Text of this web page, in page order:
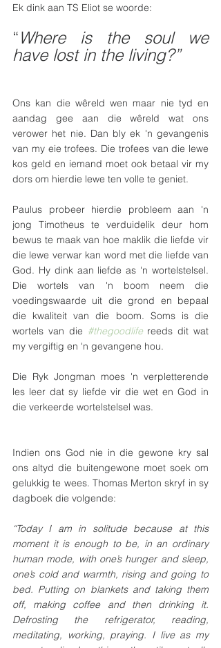
Ek dink aan TS Eliot se woorde:
“Where is the soul we
have lost in the living?”
Ons kan die wêreld wen maar nie tyd en
aandag gee aan die wêreld wat ons
verower het nie. Dan bly ek 'n gevangenis
van my eie trofees. Die trofees van die lewe
kos geld en iemand moet ook betaal vir my
dors om hierdie lewe ten volle te geniet.
Paulus probeer hierdie probleem aan 'n
jong Timotheus te verduidelik deur hom
bewus te maak van hoe maklik die liefde vir
die lewe verwar kan word met die liefde van
God. Hy dink aan liefde as 'n wortelstelsel.
Die wortels van 'n boom neem die
voedingswaarde uit die grond en bepaal
die kwaliteit van die boom. Soms is die
wortels van die #thegoodlife reeds dit wat
my vergiftig en 'n gevangene hou.
Die Ryk Jongman moes 'n verpletterende
les leer dat sy liefde vir die wet en God in
die verkeerde wortelstelsel was.
Indien ons God nie in die gewone kry sal
ons altyd die buitengewone moet soek om
gelukkig te wees. Thomas Merton skryf in sy
dagboek die volgende:
“Today I am in solitude because at this
moment it is enough to be, in an ordinary
human mode, with one’s hunger and sleep,
one’s cold and warmth, rising and going to
bed. Putting on blankets and taking them
off, making coffee and then drinking it.
Defrosting the refrigerator, reading,
meditating, working, praying. I live as my